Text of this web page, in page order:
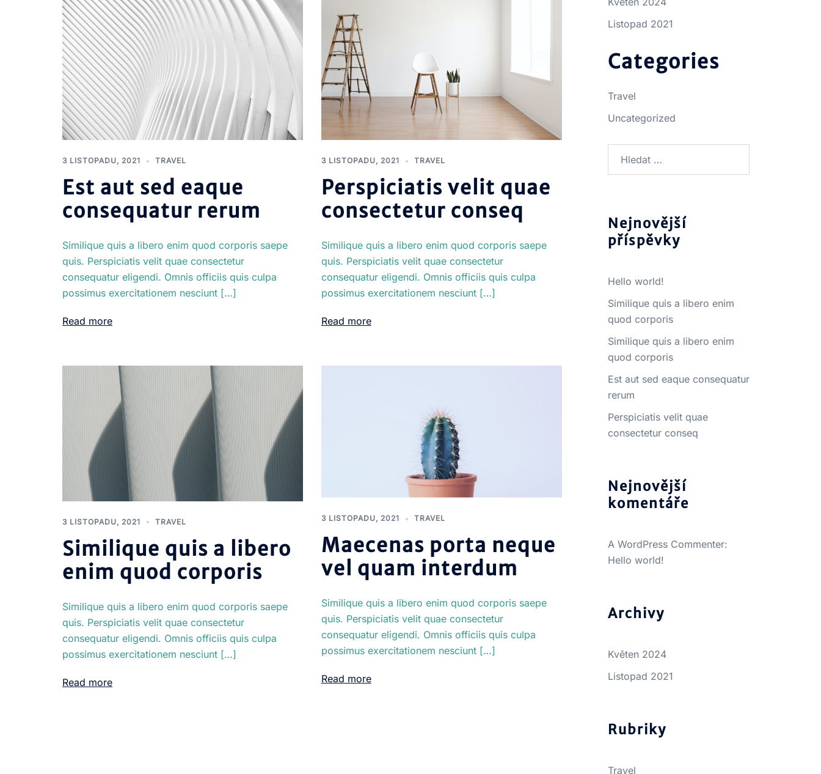
3 LISTOPADU, 2021 TRAVEL
Est aut sed eaque
consequatur rerum
Similique quis a libero enim quod corporis saepe
quis. Perspiciatis velit quae consectetur
consequatur eligendi. Omnis officiis quis culpa
possimus exercitationem nesciunt […]
Read more
3 LISTOPADU, 2021 TRAVEL
Perspiciatis velit quae
consectetur conseq
Similique quis a libero enim quod corporis saepe
quis. Perspiciatis velit quae consectetur
consequatur eligendi. Omnis officiis quis culpa
possimus exercitationem nesciunt […]
Read more
3 LISTOPADU, 2021 TRAVEL
Similique quis a libero
enim quod corporis
Similique quis a libero enim quod corporis saepe
quis. Perspiciatis velit quae consectetur
consequatur eligendi. Omnis officiis quis culpa
possimus exercitationem nesciunt […]
Read more
3 LISTOPADU, 2021 TRAVEL
Maecenas porta neque
vel quam interdum
Similique quis a libero enim quod corporis saepe
quis. Perspiciatis velit quae consectetur
consequatur eligendi. Omnis officiis quis culpa
possimus exercitationem nesciunt […]
Read more
Listopad 2021
Categories
Travel
Uncategorized
Nejnovější
příspěvky
Hello world!
Similique quis a libero enim
quod corporis
Similique quis a libero enim
quod corporis
Est aut sed eaque consequatur
rerum
Perspiciatis velit quae
consectetur conseq
Nejnovější
komentáře
A WordPress Commenter:
Hello world!
Archivy
Květen 2024
Listopad 2021
Rubriky
Travel